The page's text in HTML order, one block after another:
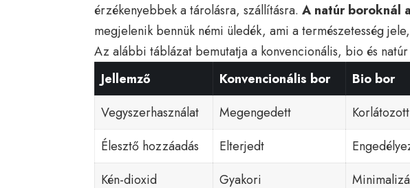
érzékenyebbek a tárolásra, szállításra. A natúr boroknál
megjelenik bennük némi üledék, ami a természetesség
Az alábbi táblázat bemutatja a konvencionális, bio és
Jellemző
Konvencionális bor Bio bor
Vegyszerhasználat
Megengedett Korlátozott
Élesztő hozzáadás
Elterjedt
Kén-dioxid
Gyakori